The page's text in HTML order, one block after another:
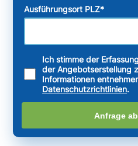
Ausführungsort PLZ*
Ich stimme der
der Angebotserstellung
Informationen
Datenschutzrichtlinien.
Anfrage